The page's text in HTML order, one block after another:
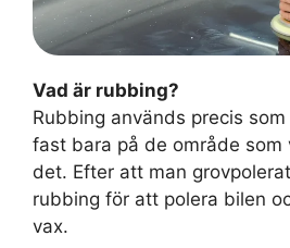
Vad är rubbing?
Rubbing används precis
fast bara på de område som
det. Efter att man
rubbing för att polera bilen
vax.